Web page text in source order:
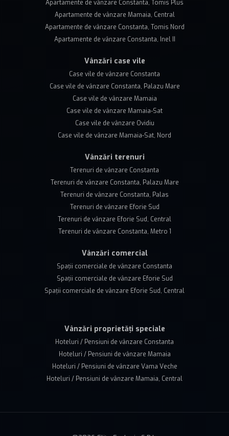
Apartamente de vânzare Constanta, Tomis Plus
Apartamente de vânzare Mamaia, Central
Apartamente de vânzare Constanta, Tomis Nord
Apartamente de vânzare Constanta, Inel II
Vânzări case vile
Case vile de vânzare Constanta
Case vile de vânzare Constanta, Palazu Mare
Case vile de vânzare Mamaia
Case vile de vânzare Mamaia-Sat
Case vile de vânzare Ovidiu
Case vile de vânzare Mamaia-Sat, Nord
Vânzări terenuri
Terenuri de vânzare Constanta
Terenuri de vânzare Constanta, Palazu Mare
Terenuri de vânzare Constanta, Palas
Terenuri de vânzare Eforie Sud
Terenuri de vânzare Eforie Sud, Central
Terenuri de vânzare Constanta, Metro 1
Vânzări comercial
Spații comerciale de vânzare Constanta
Spații comerciale de vânzare Eforie Sud
Spații comerciale de vânzare Eforie Sud, Central
Vânzări proprietăți speciale
Hoteluri / Pensiuni de vânzare Constanta
Hoteluri / Pensiuni de vânzare Mamaia
Hoteluri / Pensiuni de vânzare Vama Veche
Hoteluri / Pensiuni de vânzare Mamaia, Central